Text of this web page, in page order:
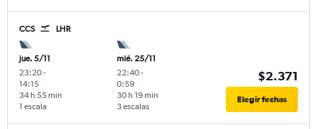
CCS LHR
jue. 5/11
23:20-
14:15
1 escala
34 h 55 min
mié. 25/11
22:40-
0:59
3 escalas
30 h 19 min
$2.371
Elegir fechas